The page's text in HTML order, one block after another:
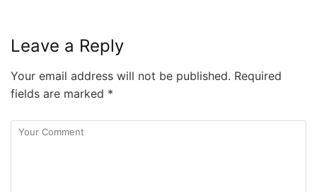
Leave a Reply
Your email address will not be published. Required
fields are marked *